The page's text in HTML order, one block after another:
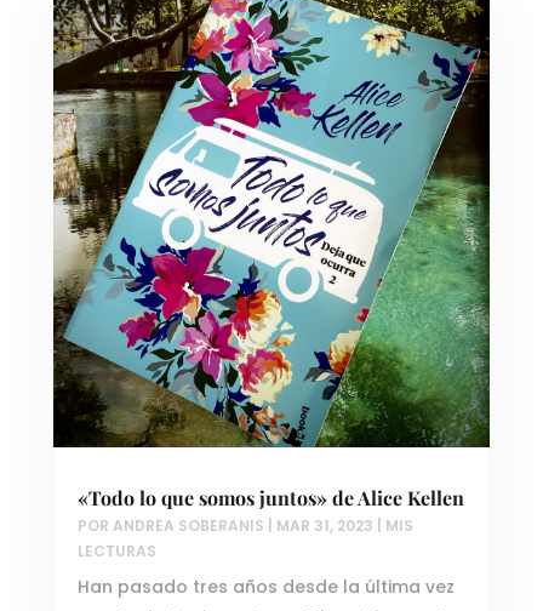
«Todo lo que somos juntos» de Alice Kellen
POR ANDREA SOBERANIS MAR 31, 2023
MIS
LECTURAS
Han pasado tres años desde la última vez